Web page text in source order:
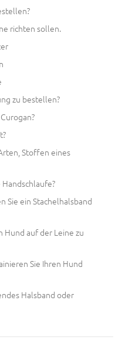
richten sollen.
zu bestellen?
Stoffen eines
Sie ein Stachelhalsband
Hund auf der Leine zu
Sie Ihren Hund
Halsband oder